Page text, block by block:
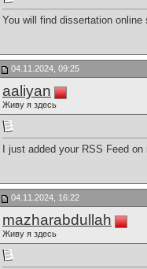
You will find dissertation
04.11.2024, 09:25
aaliyan
Живу я здесь
I just added your RSS Feed
04.11.2024, 16:22
mazharabdullah
Живу я здесь